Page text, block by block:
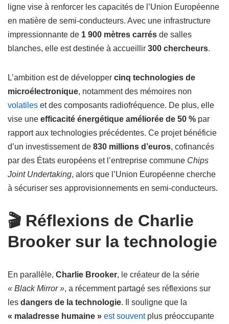
ligne vise à renforcer les capacités de l’Union Européenne
en matière de semi-conducteurs. Avec une infrastructure
impressionnante de 1 900 mètres carrés de salles
blanches, elle est destinée à accueillir 300 chercheurs.
L’ambition est de développer cinq technologies de
microélectronique, notamment des mémoires non
volatiles et des composants radiofréquence. De plus, elle
vise une efficacité énergétique améliorée de 50 % par
rapport aux technologies précédentes. Ce projet bénéficie
d’un investissement de 830 millions d’euros, cofinancés
par des États européens et l’entreprise commune Chips
Joint Undertaking, alors que l’Union Européenne cherche
à sécuriser ses approvisionnements en semi-conducteurs.
🎬 Réflexions de Charlie
Brooker sur la technologie
En parallèle, Charlie Brooker, le créateur de la série
« Black Mirror », a récemment partagé ses réflexions sur
les dangers de la technologie. Il souligne que la
« maladresse humaine » est souventplus préoccupante